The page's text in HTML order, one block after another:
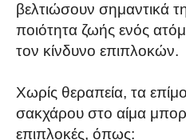
βελτιώσουν σημαντικά
ποιότητα ζωής ενός
τον κίνδυνο επιπλοκών.
Χωρίς θεραπεία, τα
σακχάρου στο αίμα
επιπλοκές, όπως: